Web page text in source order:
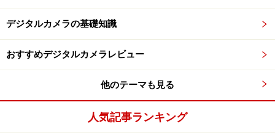
こだわりオート F5.8 1/80秒 ISO160 焦点距離
60.4mm(112mm相当) 光学ズーム最大画角
デジタルカメラの基礎知識
おすすめデジタルカメラレビュー
他のテーマも見る
人気記事ランキング